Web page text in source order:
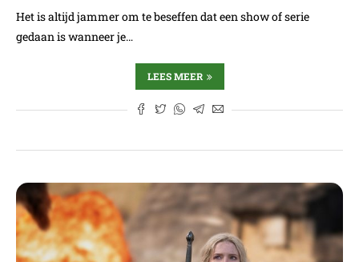
Het is altijd jammer om te beseffen dat een show of serie
gedaan is wanneer je…
LEES MEER